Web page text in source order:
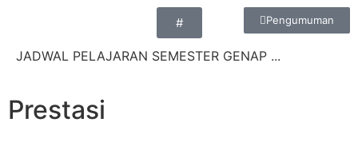
Pengumuman
#
JADWAL PELAJARAN SEMESTER GENAP ...
Prestasi